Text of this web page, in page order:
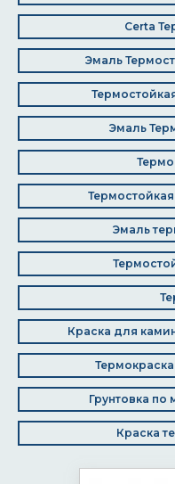
Certa
Эмаль
Эмаль
Эмаль
Краска для
Грунтовка по
Краска